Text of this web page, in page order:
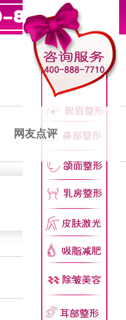
医院价格
网友点评